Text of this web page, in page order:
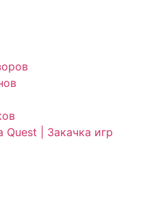
Quest | Закачка игр